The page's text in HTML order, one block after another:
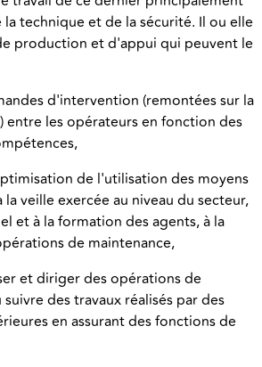
la technique et de la sécurité. Il ou elle
production et d'appui qui peuvent le
d'intervention (remontées sur la
entre les opérateurs en fonction des
de l'utilisation des moyens
veille exercée au niveau du secteur,
et à la formation des agents, à la
de maintenance,
et diriger des opérations de
des travaux réalisés par des
en assurant des fonctions de